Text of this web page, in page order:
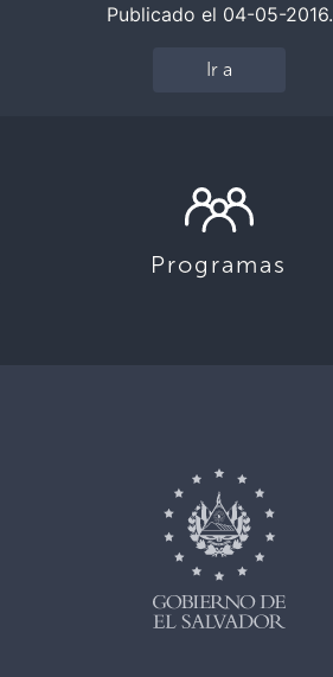
Publicado el 04-05-2016.
Ir a
Programas